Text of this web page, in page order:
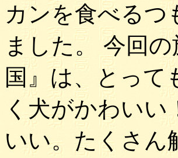
カンを食べるつ
ました。 今回
国』は、とって
く犬がかわい
いい。たくさん